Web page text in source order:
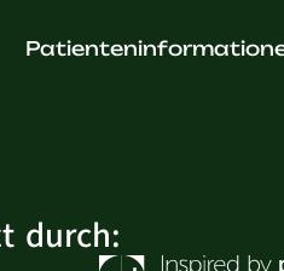
durch: